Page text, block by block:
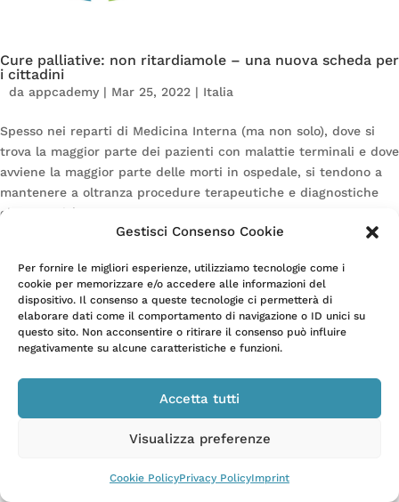
Gestisci Consenso Cookie
Per fornire le migliori esperienze, utilizziamo tecnologie come i
cookie per memorizzare e/o accedere alle informazioni del
dispositivo. Il consenso a queste tecnologie ci permetterà di
elaborare dati come il comportamento di navigazione o ID unici su
questo sito. Non acconsentire o ritirare il consenso può influire
negativamente su alcune caratteristiche e funzioni.
Accetta tutti
Visualizza preferenze
Cookie PolicyPrivacy PolicyImprint
Cure palliative: non ritardiamole – una nuova scheda per
i cittadini
da appcademy | Mar 25, 2022 | Italia
Spesso nei reparti di Medicina Interna (ma non solo), dove si
trova la maggior parte dei pazienti con malattie terminali e dove
avviene la maggior parte delle morti in ospedale, si tendono a
mantenere a oltranza procedure terapeutiche e diagnostiche
che in realtà non...
Privacy Policy